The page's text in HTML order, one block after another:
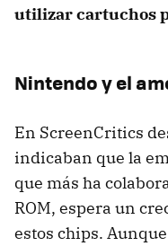
utilizar cartuchos
Nintendo y el
En ScreenCritics
indicaban que la
que más ha
ROM, espera un
estos chips.